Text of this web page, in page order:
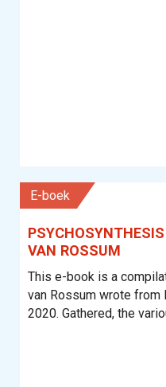
E-boek
VAN ROSSUM
This e-book is a
van Rossum wrote from
2020. Gathered, the